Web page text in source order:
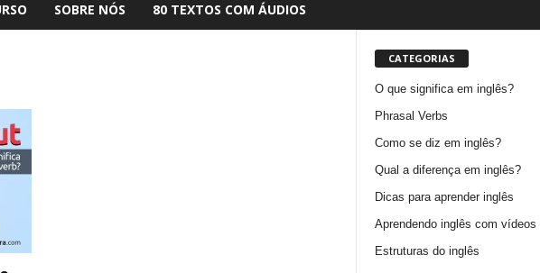
SOBRE NÓS 80 TEXTOS COM ÁUDIOS
CATEGORIAS
O que significa em inglês?
Phrasal Verbs
Como se diz em inglês?
Qual a diferença em inglês?
Dicas para aprender inglês
Aprendendo inglês com vídeos
Estruturas do inglês